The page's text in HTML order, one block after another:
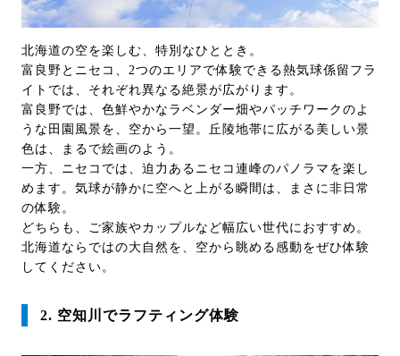
北海道の空を楽しむ、特別なひととき。
富良野とニセコ、2つのエリアで体験できる熱気球係留フラ
イトでは、それぞれ異なる絶景が広がります。
富良野では、色鮮やかなラベンダー畑やパッチワークのよ
うな田園風景を、空から一望。丘陵地帯に広がる美しい景
色は、まるで絵画のよう。
一方、ニセコでは、迫力あるニセコ連峰のパノラマを楽し
めます。気球が静かに空へと上がる瞬間は、まさに非日常
の体験。
どちらも、ご家族やカップルなど幅広い世代におすすめ。
北海道ならではの大自然を、空から眺める感動をぜひ体験
してください。
2. 空知川でラフティング体験